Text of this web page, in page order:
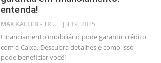
entenda!
MAX KALLEB - TRADER jul 19, 2025
Financiamento imobiliário pode garantir crédito
com a Caixa. Descubra detalhes e como isso
pode beneficiar você!